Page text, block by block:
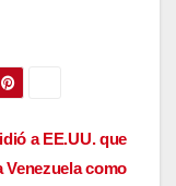
a EE.UU. que
Venezuela como